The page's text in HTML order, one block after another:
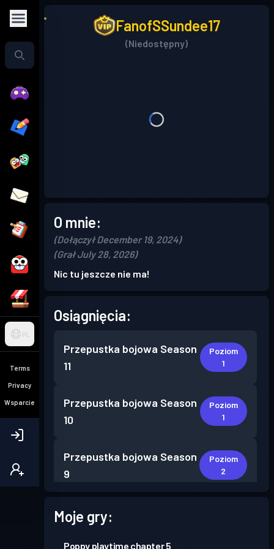
PL
Terms
Privacy
Wsparcie
FanofSSundee17
(Niedostępny)
O mnie:
(Dołączył December 19, 2024)
(Grał July 28, 2026)
Nic tu jeszcze nie ma!
Osiągnięcia:
Przepustka bojowa Season
11
Poziom
1
Przepustka bojowa Season
10
Poziom
1
Przepustka bojowa Season
9
Poziom
2
Przepustka bojowa
Moje gry:
Poppy playtime chapter 5